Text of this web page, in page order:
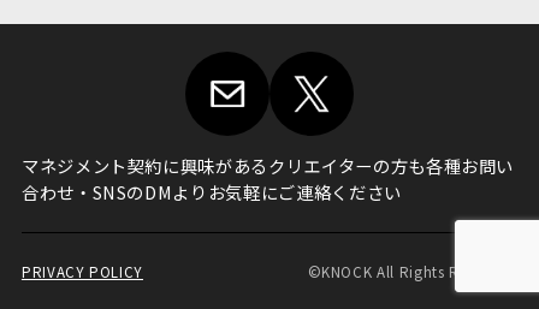
マネジメント契約に興味があるクリエイターの方も各種お問い
合わせ・ SNSのDMよりお気軽にご連絡ください
PRIVACY POLICY ©KNOCK All Rights Reserved.